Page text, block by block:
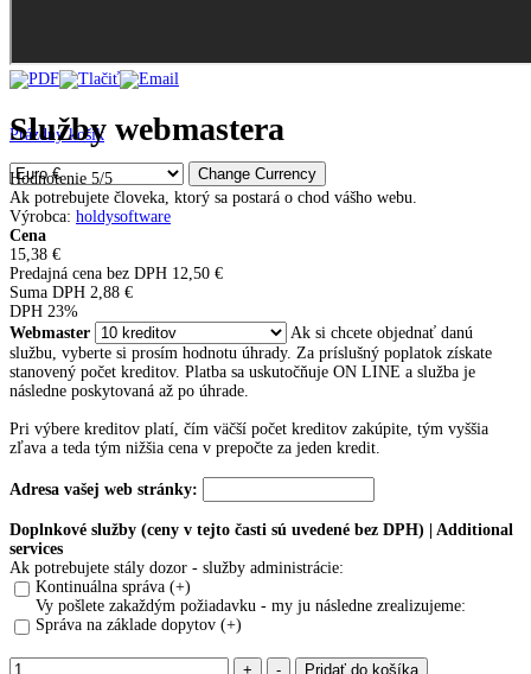
Prázdny košík
Služby webmastera
Hodnotenie 5/5
Ak potrebujete človeka, ktorý sa postará o chod vášho webu.
Výrobca: holdysoftware
Cena
15,38 €
Predajná cena bez DPH 12,50 €
Suma DPH 2,88 €
DPH 23%
Webmaster
Ak si chcete objednať danú
službu, vyberte si prosím hodnotu úhrady. Za príslušný poplatok získate
stanovený počet kreditov. Platba sa uskutočňuje ON LINE a služba je
následne poskytovaná až po úhrade.
Pri výbere kreditov platí, čím väčší počet kreditov zakúpite, tým vyššia
zľava a teda tým nižšia cena v prepočte za jeden kredit.
Adresa vašej web stránky:
Doplnkové služby (ceny v tejto časti sú uvedené bez DPH) | Additional
services
Ak potrebujete stály dozor - služby administrácie:
Kontinuálna správa (+)
Vy pošlete zakaždým požiadavku - my ju následne zrealizujeme:
Správa na základe dopytov (+)